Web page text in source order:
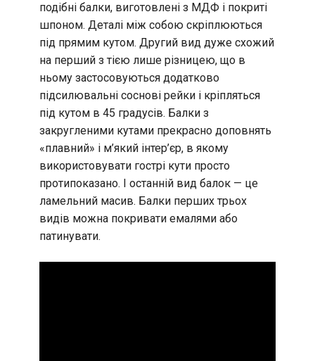
подібні балки, виготовлені з МДФ і покриті
шпоном. Деталі між собою скріплюються
під прямим кутом. Другий вид дуже схожий
на перший з тією лише різницею, що в
ньому застосовуються додатково
підсилювальні соснові рейки і кріпляться
під кутом в 45 градусів. Балки з
закругленими кутами прекрасно доповнять
«плавний» і м’який інтер’єр, в якому
використовувати гострі кути просто
протипоказано. І останній вид балок — це
ламельний масив. Балки перших трьох
видів можна покривати емалями або
патинувати.